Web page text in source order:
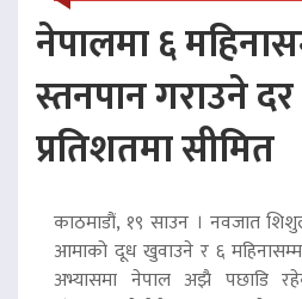
नेपालमा ६
स्तनपान गराउने
प्रतिशतमा सीमित
काठमाडौं, १९ साउन । नवजात
आमाको दूध खुवाउने र ६
अभ्यासमा नेपाल अझै पछाडि